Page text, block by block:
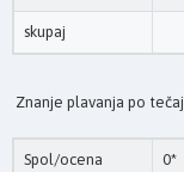
skupaj
Znanje plavanja po
Spol/ocena 0*